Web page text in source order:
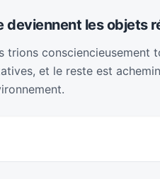
deviennent les objets
trions consciencieusement
et le reste est